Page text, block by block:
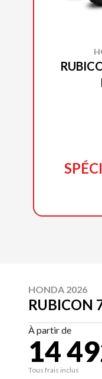
HONDA 2026
RUBICON
À partir de
14
Tous frais inclus